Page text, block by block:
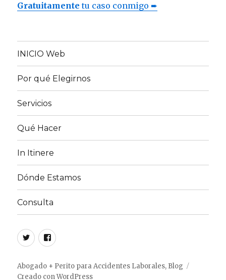
Gratuitamente tu caso conmigo ➨
INICIO Web
Por qué Elegirnos
Servicios
Qué Hacer
In Itinere
Dónde Estamos
Consulta
TwitterFacebook
Abogado + Perito para Accidentes Laborales, Blog
Creado con WordPress